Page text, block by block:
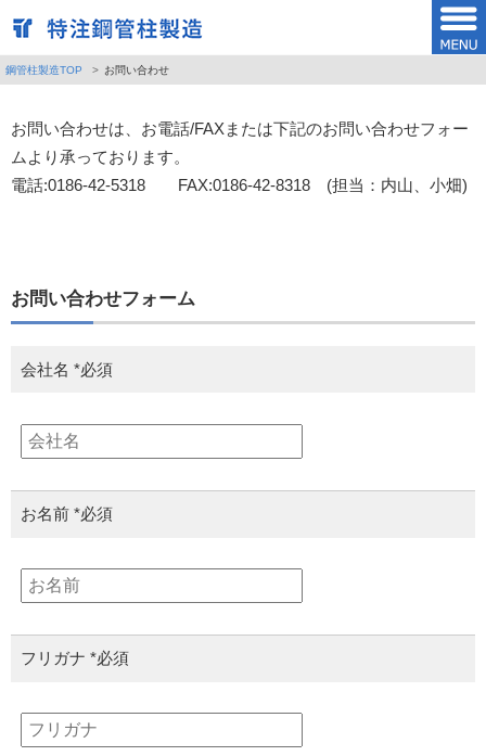
鋼管柱製造TOP お問い合わせ
お問い合わせは、お電話/FAXまたは下記のお問い合わせフォー
ムより承っております。
電話:0186-42-5318 FAX:0186-42-8318 (担当：内山、小畑)
お問い合わせフォーム
会社名 *必須
お名前 *必須
フリガナ *必須